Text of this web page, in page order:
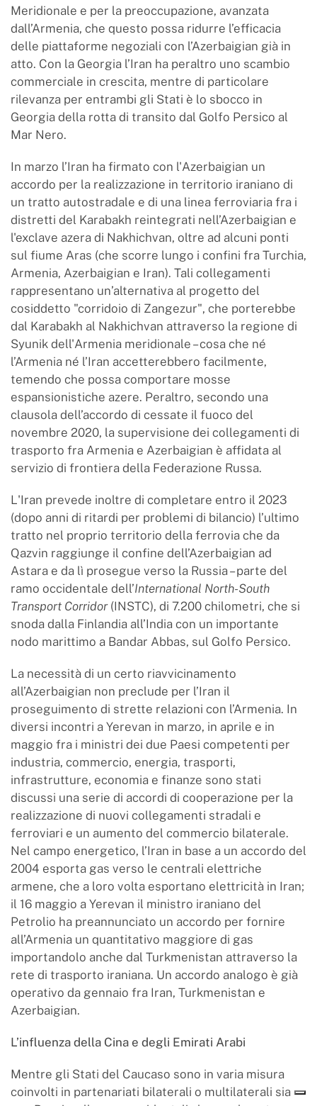
Meridionale e per la preoccupazione, avanzata
dall’Armenia, che questo possa ridurre l’efficacia
delle piattaforme negoziali con l’Azerbaigian già in
atto. Con la Georgia l’Iran ha peraltro uno scambio
commerciale in crescita, mentre di particolare
rilevanza per entrambi gli Stati è lo sbocco in
Georgia della rotta di transito dal Golfo Persico al
Mar Nero.
In marzo l’Iran ha firmato con l'Azerbaigian un
accordo per la realizzazione in territorio iraniano di
un tratto autostradale e di una linea ferroviaria fra i
distretti del Karabakh reintegrati nell’Azerbaigian e
l'exclave azera di Nakhichvan, oltre ad alcuni ponti
sul fiume Aras (che scorre lungo i confini fra Turchia,
Armenia, Azerbaigian e Iran). Tali collegamenti
rappresentano un’alternativa al progetto del
cosiddetto "corridoio di Zangezur", che porterebbe
dal Karabakh al Nakhichvan attraverso la regione di
Syunik dell'Armenia meridionale – cosa che né
l’Armenia né l’Iran accetterebbero facilmente,
temendo che possa comportare mosse
espansionistiche azere. Peraltro, secondo una
clausola dell’accordo di cessate il fuoco del
novembre 2020, la supervisione dei collegamenti di
trasporto fra Armenia e Azerbaigian è affidata al
servizio di frontiera della Federazione Russa.
L'Iran prevede inoltre di completare entro il 2023
(dopo anni di ritardi per problemi di bilancio) l’ultimo
tratto nel proprio territorio della ferrovia che da
Qazvin raggiunge il confine dell’Azerbaigian ad
Astara e da lì prosegue verso la Russia – parte del
ramo occidentale dell’International North-South
Transport Corridor(INSTC), di 7.200 chilometri, che si
snoda dalla Finlandia all’India con un importante
nodo marittimo a Bandar Abbas, sul Golfo Persico.
La necessità di un certo riavvicinamento
all’Azerbaigian non preclude per l’Iran il
proseguimento di strette relazioni con l’Armenia. In
diversi incontri a Yerevan in marzo, in aprile e in
maggio fra i ministri dei due Paesi competenti per
industria, commercio, energia, trasporti,
infrastrutture, economia e finanze sono stati
discussi una serie di accordi di cooperazione per la
realizzazione di nuovi collegamenti stradali e
ferroviari e un aumento del commercio bilaterale.
Nel campo energetico, l’Iran in base a un accordo del
2004 esporta gas verso le centrali elettriche
armene, che a loro volta esportano elettricità in Iran;
il 16 maggio a Yerevan il ministro iraniano del
Petrolio ha preannunciato un accordo per fornire
all’Armenia un quantitativo maggiore di gas
importandolo anche dal Turkmenistan attraverso la
rete di trasporto iraniana. Un accordo analogo è già
operativo da gennaio fra Iran, Turkmenistan e
Azerbaigian.
L’influenza della Cina e degli Emirati Arabi
Mentre gli Stati del Caucaso sono in varia misura
coinvolti in partenariati bilaterali o multilaterali sia